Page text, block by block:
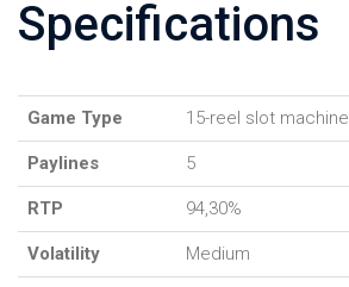
Specifications
Game Type 15-reel slot machine
Paylines 5
RTP 94,30%
Volatility Medium